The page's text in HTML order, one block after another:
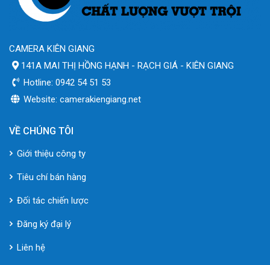
CAMERA KIÊN GIANG
141A MAI THỊ HỒNG HẠNH - RẠCH GIÁ - KIÊN GIANG
Hotline: 0942 54 51 53
Website: camerakiengiang.net
VỀ CHÚNG TÔI
Giới thiệu công ty
Tiêu chí bán hàng
Đối tác chiến lược
Đăng ký đại lý
Liên hệ